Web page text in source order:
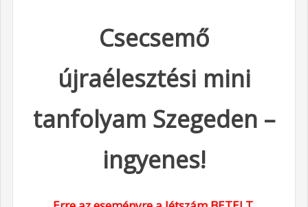
Csecsemő
újraélesztési mini
tanfolyam Szegeden –
ingyenes!